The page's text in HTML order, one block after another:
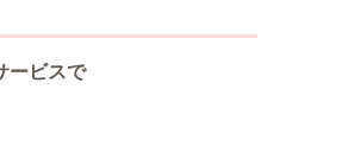
ービスで